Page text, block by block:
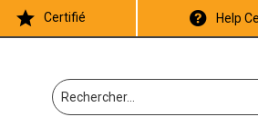
Certifié Help